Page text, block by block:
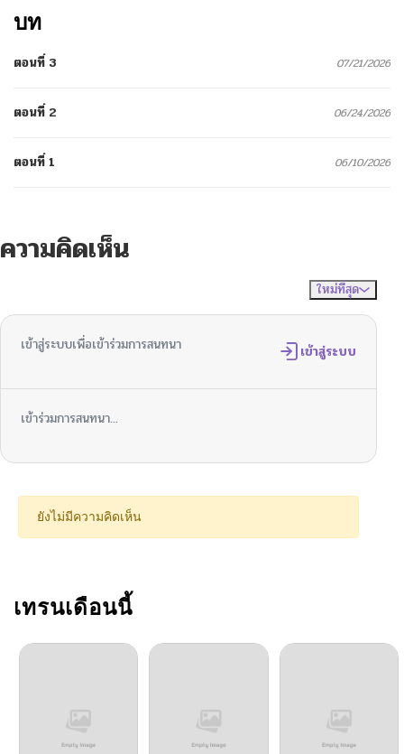
บท
ตอนที่ 3 07/21/2026
ตอนที่ 2 06/24/2026
ตอนที่ 1 06/10/2026
ความคิดเห็น
ใหม่ที่สุด
เข้าสู่ระบบเพื่อเข้าร่วมการสนทนา เข้าสู่ระบบ
เข้าร่วมการสนทนา...
ยังไม่มีความคิดเห็น
เทรนเดือนนี้